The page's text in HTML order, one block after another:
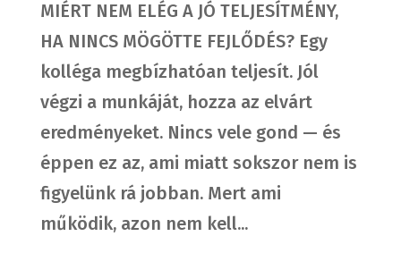
MIÉRT NEM ELÉG A JÓ TELJESÍTMÉNY,
HA NINCS MÖGÖTTE FEJLŐDÉS? Egy
kolléga megbízhatóan teljesít. Jól
végzi a munkáját, hozza az elvárt
eredményeket. Nincs vele gond — és
éppen ez az, ami miatt sokszor nem is
figyelünk rá jobban. Mert ami
működik, azon nem kell...